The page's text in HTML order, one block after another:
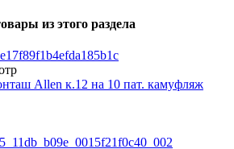
из этого раздела
Allen к.12 на 10 пат. камуфляж